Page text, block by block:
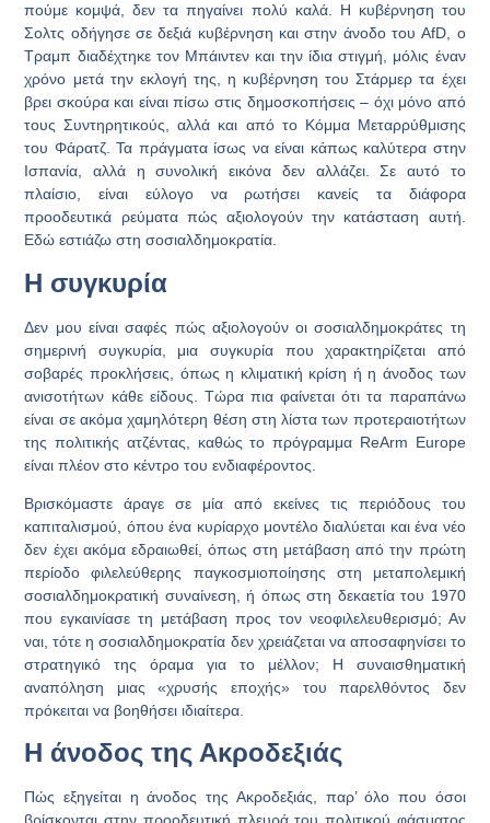
πούμε κομψά, δεν τα πηγαίνει πολύ καλά. Η κυβέρνηση του
Σολτς οδήγησε σε δεξιά κυβέρνηση και στην άνοδο του AfD, ο
Τραμπ διαδέχτηκε τον Μπάιντεν και την ίδια στιγμή, μόλις έναν
χρόνο μετά την εκλογή της, η κυβέρνηση του Στάρμερ τα έχει
βρει σκούρα και είναι πίσω στις δημοσκοπήσεις – όχι μόνο από
τους Συντηρητικούς, αλλά και από το Κόμμα Μεταρρύθμισης
του Φάρατζ. Τα πράγματα ίσως να είναι κάπως καλύτερα στην
Ισπανία, αλλά η συνολική εικόνα δεν αλλάζει. Σε αυτό το
πλαίσιο, είναι εύλογο να ρωτήσει κανείς τα διάφορα
προοδευτικά ρεύματα πώς αξιολογούν την κατάσταση αυτή.
Εδώ εστιάζω στη σοσιαλδημοκρατία.
Η συγκυρία
Δεν μου είναι σαφές πώς αξιολογούν οι σοσιαλδημοκράτες τη
σημερινή συγκυρία, μια συγκυρία που χαρακτηρίζεται από
σοβαρές προκλήσεις, όπως η κλιματική κρίση ή η άνοδος των
ανισοτήτων κάθε είδους. Τώρα πια φαίνεται ότι τα παραπάνω
είναι σε ακόμα χαμηλότερη θέση στη λίστα των προτεραιοτήτων
της πολιτικής ατζέντας, καθώς το πρόγραμμα ReArm Europe
είναι πλέον στο κέντρο του ενδιαφέροντος.
Βρισκόμαστε άραγε σε μία από εκείνες τις περιόδους του
καπιταλισμού, όπου ένα κυρίαρχο μοντέλο διαλύεται και ένα νέο
δεν έχει ακόμα εδραιωθεί, όπως στη μετάβαση από την πρώτη
περίοδο φιλελεύθερης παγκοσμιοποίησης στη μεταπολεμική
σοσιαλδημοκρατική συναίνεση, ή όπως στη δεκαετία του 1970
που εγκαινίασε τη μετάβαση προς τον νεοφιλελευθερισμό; Αν
ναι, τότε η σοσιαλδημοκρατία δεν χρειάζεται να αποσαφηνίσει το
στρατηγικό της όραμα για το μέλλον; Η συναισθηματική
αναπόληση μιας «χρυσής εποχής» του παρελθόντος δεν
πρόκειται να βοηθήσει ιδιαίτερα.
Η άνοδος της Ακροδεξιάς
Πώς εξηγείται η άνοδος της Ακροδεξιάς, παρ’ όλο που όσοι